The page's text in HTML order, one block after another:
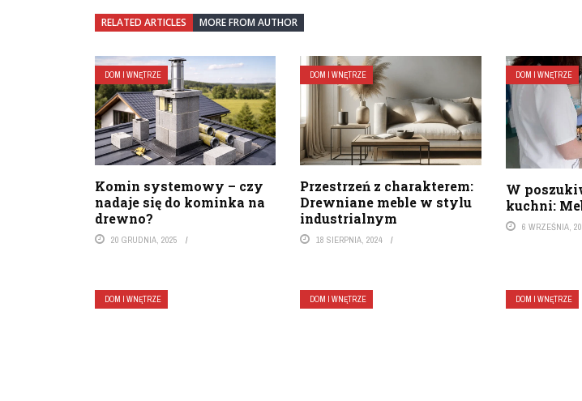
RELATED ARTICLES MORE FROM AUTHOR
DOM I WNĘTRZE
Komin systemowy – czy
nadaje się do kominka na
drewno?
20 GRUDNIA, 2025
DOM I WNĘTRZE
Przestrzeń z charakterem:
Drewniane meble w stylu
industrialnym
18 SIERPNIA, 2024
DOM I WNĘTRZE
W
kuchni:
6 WRZEŚNIA,
DOM I WNĘTRZE DOM I WNĘTRZE DOM I WNĘTRZE